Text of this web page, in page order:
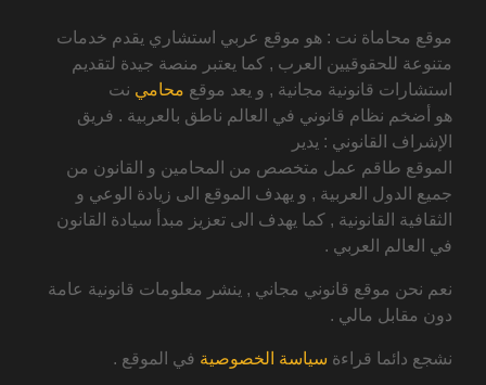
موقع محاماة نت : هو موقع عربي استشاري يقدم خدمات
متنوعة للحقوقيين العرب , كما يعتبر منصة جيدة لتقديم
استشارات قانونية مجانية , و يعد موقع محامي نت
هو أضخم نظام قانوني في العالم ناطق بالعربية . فريق
الإشراف القانوني : يدير
الموقع طاقم عمل متخصص من المحامين و القانون من
جميع الدول العربية , و يهدف الموقع الى زيادة الوعي و
الثقافية القانونية , كما يهدف الى تعزيز مبدأ سيادة القانون
في العالم العربي .
نعم نحن موقع قانوني مجاني , ينشر معلومات قانونية عامة
دون مقابل مالي .
نشجع دائما قراءة سياسة الخصوصية في الموقع .